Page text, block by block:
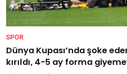
SPOR
Dünya Kupası’nda şoke
kırıldı, 4-5 ay forma